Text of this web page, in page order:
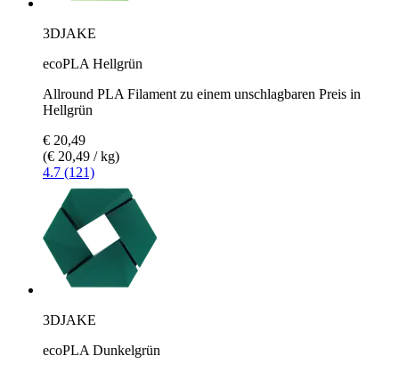
3DJAKE
ecoPLA Hellgrün
Allround PLA Filament zu einem unschlagbaren Preis in
Hellgrün
€ 20,49
(€ 20,49 / kg)
4.7 (121)
3DJAKE
ecoPLA Dunkelgrün